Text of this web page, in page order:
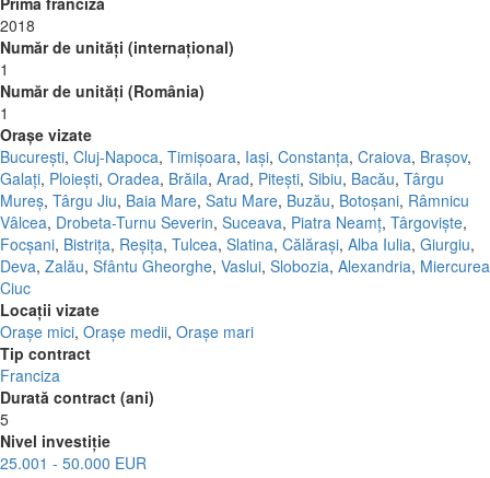
2018
Număr de unități (internațional)
1
Număr de unități (România)
1
Orașe vizate
București, Cluj-Napoca, Timișoara, Iași, Constanța, Craiova, Brașov,
Galați, Ploiești, Oradea, Brăila, Arad, Pitești, Sibiu, Bacău, Târgu
Mureș, Târgu Jiu, Baia Mare, Satu Mare, Buzău, Botoșani, Râmnicu
Vâlcea, Drobeta-Turnu Severin, Suceava, Piatra Neamț, Târgoviște,
Focșani, Bistrița, Reșița, Tulcea, Slatina, Călărași, Alba Iulia, Giurgiu,
Deva, Zalău, Sfântu Gheorghe, Vaslui, Slobozia, Alexandria, Miercurea
Ciuc
Locații vizate
Orașe mici, Orașe medii, Orașe mari
Tip contract
Franciza
Durată contract (ani)
5
Nivel investiție
25.001 - 50.000 EUR